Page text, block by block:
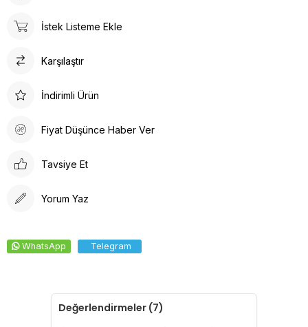
Doktor Bone ile şıklık, konfor ve fonksiyonelliği bir arada
Doktor Bone
Arkadan lastikli tasarımı, kafaya oturan formu ve pamuklu ter
solma yapmaz, kolay ütülenir ve canlı renkleri ile şıklığı bir
araya getirir.
İstek Listeme Ekle
Karşılaştır
İndirimli Ürün
Fiyat Düşünce Haber Ver
Tavsiye Et
Yorum Yaz
WhatsApp Telegram
Değerlendirmeler (7)